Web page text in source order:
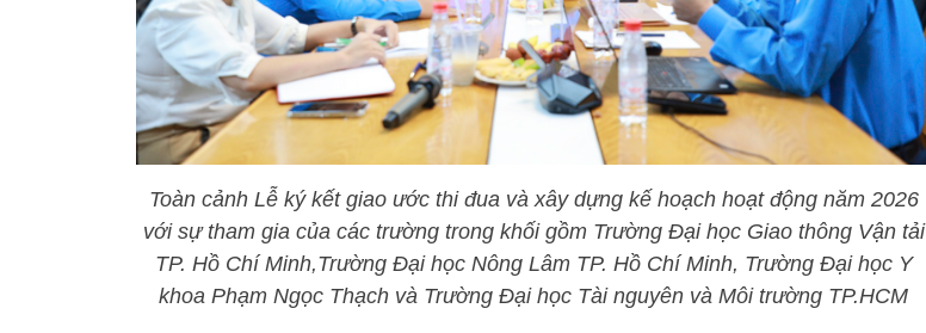
Toàn cảnh Lễ ký kết giao ước thi đua và xây dựng kế hoạch hoạt động năm 2026
với sự tham gia của các trường trong khối gồm Trường Đại học Giao thông Vận tải
TP. Hồ Chí Minh,Trường Đại học Nông Lâm TP. Hồ Chí Minh, Trường Đại học Y
khoa Phạm Ngọc Thạch và Trường Đại học Tài nguyên và Môi trường TP.HCM